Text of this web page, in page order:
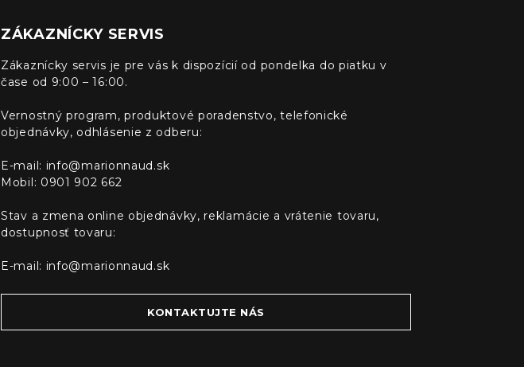
ZÁKAZNÍCKY SERVIS
Zákaznícky servis je pre vás k dispozícií od pondelka do piatku v
čase od 9:00 – 16:00.
Vernostný program, produktové poradenstvo, telefonické
objednávky, odhlásenie z odberu:
E-mail: info@marionnaud.sk
Mobil: 0901 902 662
Stav a zmena online objednávky, reklamácie a vrátenie tovaru,
dostupnosť tovaru:
E-mail: info@marionnaud.sk
KONTAKTUJTE NÁS